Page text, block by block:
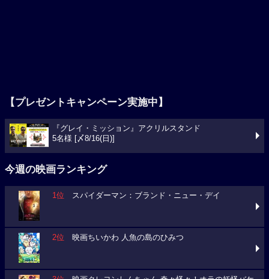
【プレゼントキャンペーン実施中】
『グレイ・ミッション』アクリルスタンド
5名様 [〆8/16(日)]
今週の映画ランキング
1位 スパイダーマン：ブランド・ニュー・デイ
2位 映画ちいかわ 人魚の島のひみつ